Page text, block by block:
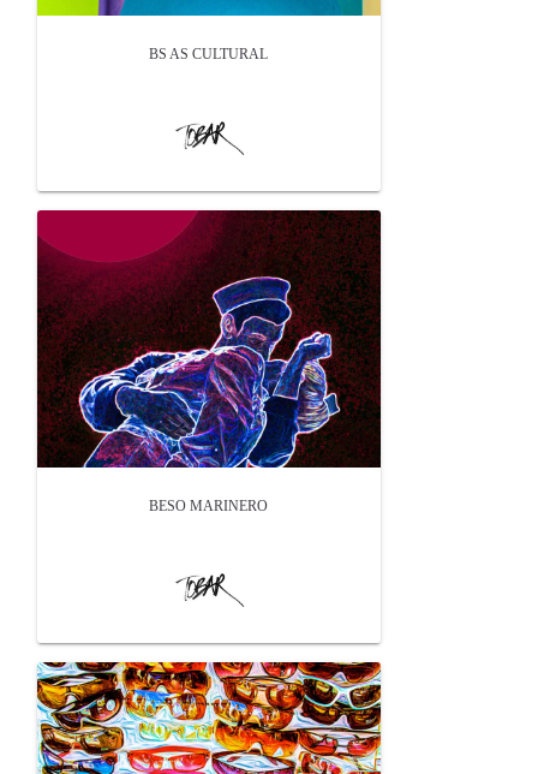
BS AS CULTURAL
BESO MARINERO